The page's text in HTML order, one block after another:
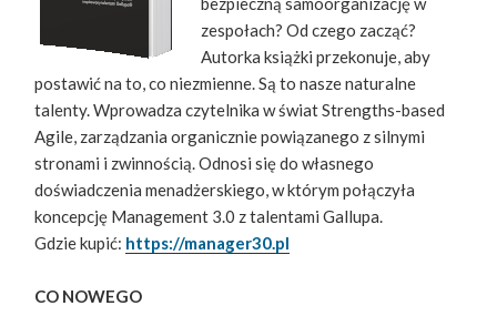
zespołach? Od czego zacząć?
Autorka książki przekonuje, aby
postawić na to, co niezmienne. Są to nasze naturalne
talenty. Wprowadza czytelnika w świat Strengths-based
Agile, zarządzania organicznie powiązanego z silnymi
stronami i zwinnością. Odnosi się do własnego
doświadczenia menadżerskiego, w którym połączyła
koncepcję Management 3.0 z talentami Gallupa.
Gdzie kupić: https://manager30.pl
CO NOWEGO